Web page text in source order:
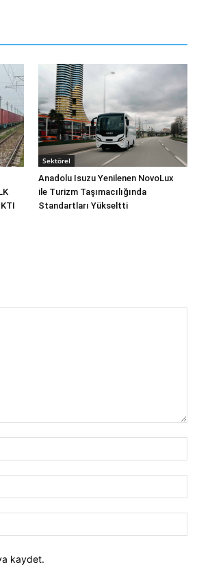
Sektörel
Anadolu Isuzu Yenilenen NovoLux
ile Turizm Taşımacılığında
Standartları Yükseltti
kaydet.